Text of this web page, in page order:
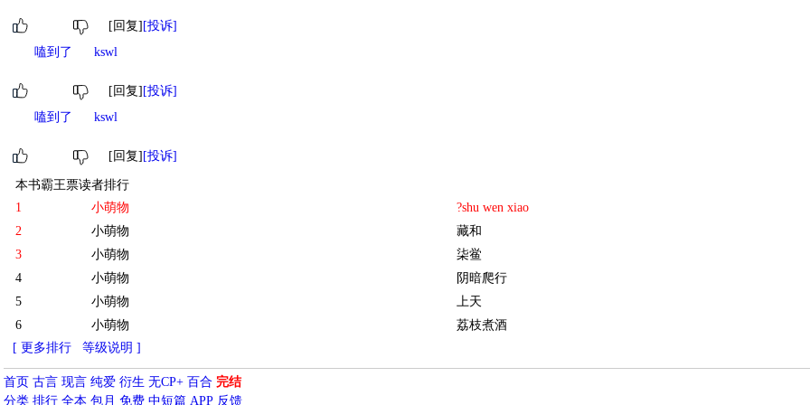
[回复] [投诉]
嗑到了
kswl
[回复] [投诉]
嗑到了
kswl
[回复] [投诉]
本书霸王票读者排行
1
小萌物 ?shu wen xiao
2
小萌物 藏和
3
小萌物 柒鲎
4
小萌物 阴暗爬行
5
小萌物 上天
6
小萌物 荔枝煮酒
[ 更多排行
等级说明 ]
首页 古言 现言 纯爱 衍生 无CP+ 百合 完结
分类 排行 全本 包月 免费 中短篇 APP 反馈